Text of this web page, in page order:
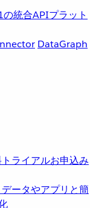
統合APIプラット
DataGraph
ライアルお申込み
データやアプリと簡